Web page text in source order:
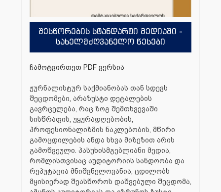
შესწორების სტანდარტი მედიაში -
სახელმძღვანელო წესები
ჩამოტვირთეთ PDF ვერსია
ჟურნალისტურ საქმიანობას თან სდევს
შეცდომები, არაზუსტი დეტალების
გავრცელება, რაც ზოგ შემთხვევაში
სისწრაფის, უყურადღებობის,
პროფესიონალიზმის ნაკლებობის, მწირი
გამოცდილების ანდა სხვა მიზეზით არის
გამოწვეული. პასუხისმგებლიანი მედია,
რომლისთვისაც აუდიტორიის სანდოობა და
რეპუტაცია მნიშვნელოვანია, ცდილობს
მყისიერად შეასწოროს დაშვებული შეცდომა,